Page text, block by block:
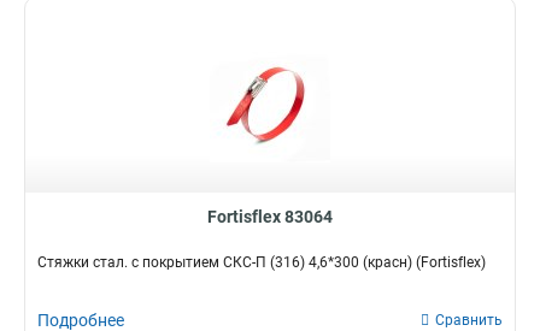
Fortisflex 83064
Стяжки стал. с покрытием СКС-П (316) 4,6*300 (красн) (Fortisflex)
Подробнее Сравнить